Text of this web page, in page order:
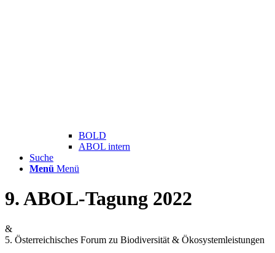
BOLD
ABOL intern
Suche
Menü Menü
9. ABOL-Tagung 2022
&
5. Österreichisches Forum zu Biodiversität & Ökosystemleistungen